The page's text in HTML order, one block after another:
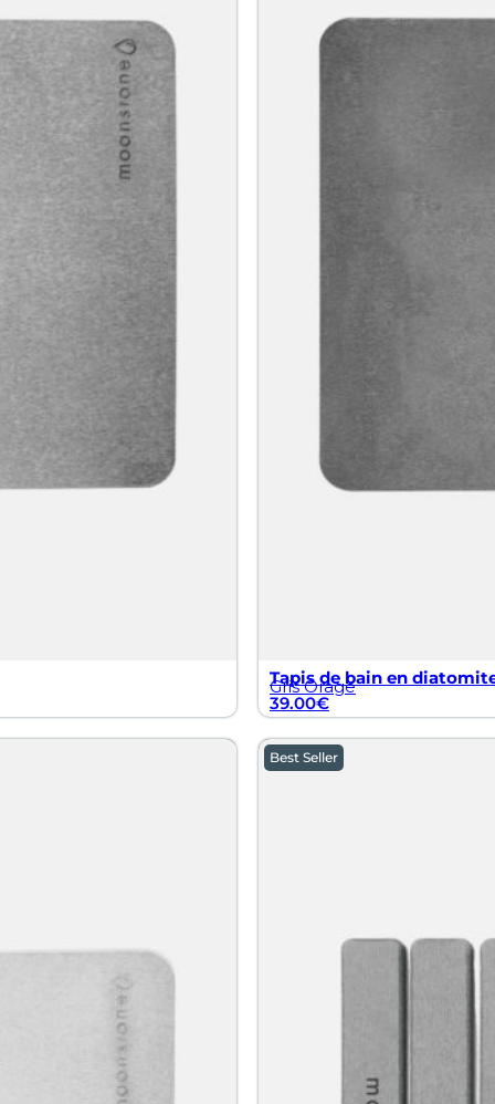
Tapis de bain en
Gris Orage
39.00€
Best Seller